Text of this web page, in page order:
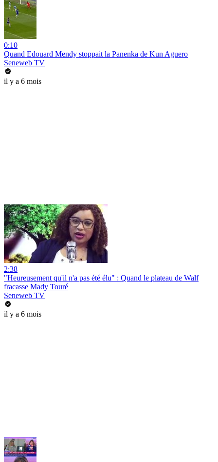
0:10
Quand Edouard Mendy stoppait la Panenka de Kun Aguero
Seneweb TV
il y a 6 mois
2:38
"Heureusement qu'il n'a pas été élu" : Quand le plateau de Walf
fracasse Mady Touré
Seneweb TV
il y a 6 mois